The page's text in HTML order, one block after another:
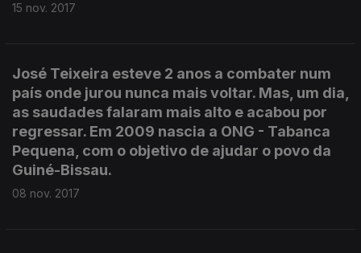
15 nov. 2017
José Teixeira esteve 2 anos a combater num
país onde jurou nunca mais voltar. Mas, um dia,
as saudades falaram mais alto e acabou por
regressar. Em 2009 nascia a ONG - Tabanca
Pequena, com o objetivo de ajudar o povo da
Guiné-Bissau.
08 nov. 2017